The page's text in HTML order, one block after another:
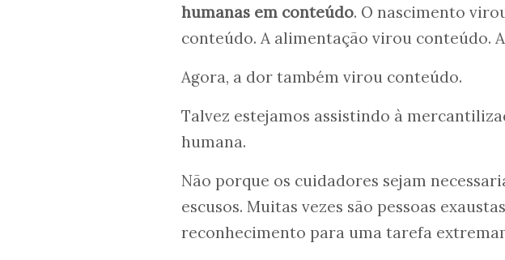
humanas em conteúdo. O nascimento
conteúdo. A alimentação virou conteúdo.
Agora, a dor também virou conteúdo.
Talvez estejamos assistindo à
humana.
Não porque os cuidadores sejam
escusos. Muitas vezes são pessoas
reconhecimento para uma tarefa